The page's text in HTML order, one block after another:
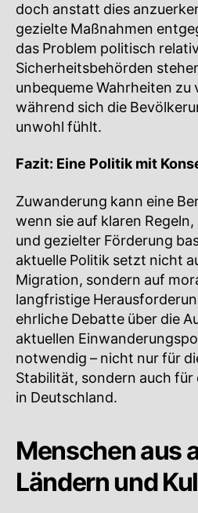
doch anstatt dies
gezielte Maßnahmen
das Problem politisch
Sicherheitsbehörden
unbequeme Wahrheiten zu
während sich die
unwohl fühlt.
Fazit: Eine Politik mit
Zuwanderung kann eine
wenn sie auf klaren
und gezielter Förderung
aktuelle Politik setzt nicht
Migration, sondern auf
langfristige
ehrliche Debatte über die
aktuellen
notwendig – nicht nur für
Stabilität, sondern auch für
in Deutschland.
Menschen aus
Ländern und